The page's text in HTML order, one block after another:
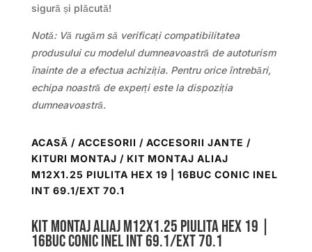
sigură și plăcută!
Notă: Vă rugăm să verificați compatibilitatea
produsului cu modelul dumneavoastră de autoturism
înainte de a efectua achiziția. Pentru orice întrebări,
echipa noastră de experți este la dispoziția
dumneavoastră.
ACASĂ / ACCESORII / ACCESORII JANTE /
KITURI MONTAJ / KIT MONTAJ ALIAJ
M12X1.25 PIULITA HEX 19 | 16BUC CONIC INEL
INT 69.1/EXT 70.1
Kit montaj aliaj M12X1.25 Piulita Hex 19 |
16buc Conic Inel Int 69.1/Ext 70.1